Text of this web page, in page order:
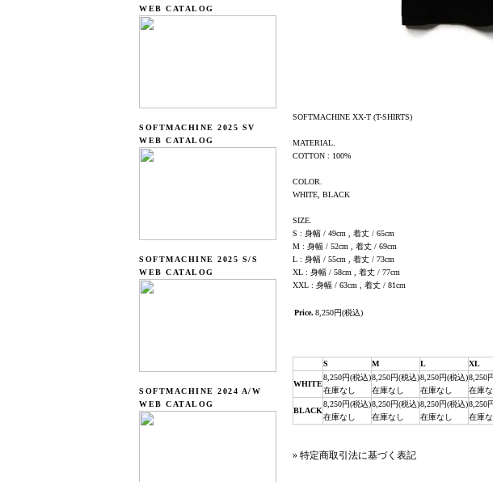
WEB CATALOG
SOFTMACHINE 2025 SV
WEB CATALOG
SOFTMACHINE 2025 S/S
WEB CATALOG
SOFTMACHINE 2024 A/W
WEB CATALOG
SOFTMACHINE XX-T (T-SHIRTS)
MATERIAL.
COTTON : 100%
COLOR.
WHITE, BLACK
SIZE.
S : 身幅 / 49cm , 着丈 / 65cm
M : 身幅 / 52cm , 着丈 / 69cm
L : 身幅 / 55cm , 着丈 / 73cm
XL : 身幅 / 58cm , 着丈 / 77cm
XXL : 身幅 / 63cm , 着丈 / 81cm
Price. 8,250円(税込)
S M L XL
WHITE
8,250円(税込)
在庫なし
8,250円(税込)
在庫なし
8,250円(税込)
在庫なし
8,250
在庫な
BLACK
8,250円(税込)
在庫なし
8,250円(税込)
在庫なし
8,250円(税込)
在庫なし
8,250
在庫な
» 特定商取引法に基づく表記